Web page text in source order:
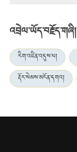
འབྲེལ་ཡོད་བརྗོད་གཞི།
རིག་འཛིན་འདུས་པ།
རྡོར་སེམས་མངོན་དགའ།